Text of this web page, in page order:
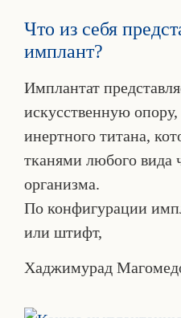
Что из себя
имплант?
Имплантат
искусственную
инертного титана,
тканями любого вида
организма.
По конфигурации
или штифт,
Хаджимурад